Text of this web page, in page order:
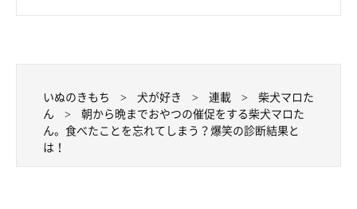
いぬのきもち 犬が好き 連載
柴犬マロた
ん
朝から晩までおやつの催促をする柴犬マロた
ん。食べたことを忘れてしまう？爆笑の診断結果と
は！